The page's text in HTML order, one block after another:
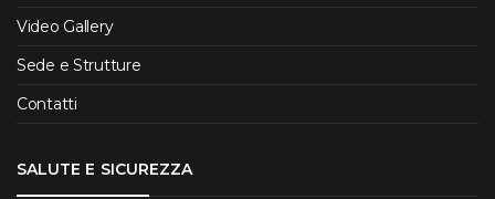
Video Gallery
Sede e Strutture
Contatti
SALUTE E SICUREZZA